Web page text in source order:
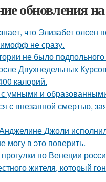
обновления
что Элизабет олсен
не сразу.
не было подпольного
Двухнедельных
калорий.
умными и
с внезапной смертью,
Джоли
могу в это поверить.
по Венеции
жителя, который